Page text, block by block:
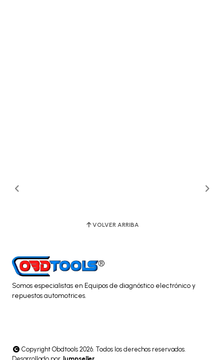
VOLVER ARRIBA
Somos especialistas en Equipos de diagnóstico electrónico y
repuestos automotrices.
Copyright Obdtools 2026. Todos los derechos reservados.